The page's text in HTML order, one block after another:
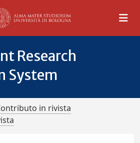
Research
System
in rivista